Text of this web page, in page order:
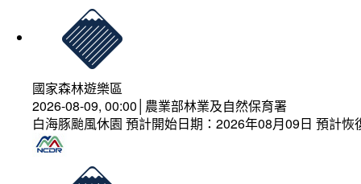
國家森林遊樂區
2026-08-09, 00:00│農業部林業及自然保育署
白海豚颱風休園 預計開始日期：2026年08月09日 預計